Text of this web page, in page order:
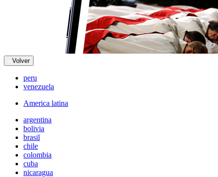
Volver
peru
venezuela
America latina
argentina
bolivia
brasil
chile
colombia
cuba
nicaragua